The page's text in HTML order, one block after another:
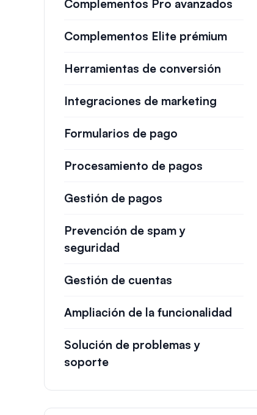
Complementos Pro avanzados
Complementos Elite prémium
Herramientas de conversión
Integraciones de marketing
Formularios de pago
Procesamiento de pagos
Gestión de pagos
Prevención de spam y
seguridad
Gestión de cuentas
Ampliación de la funcionalidad
Solución de problemas y
soporte